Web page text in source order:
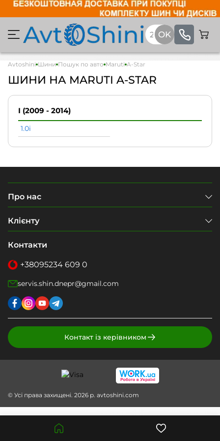
Avtoshini Шини Пошук по авто Maruti A-Star
ШИНИ НА MARUTI A-STAR
I (2009 - 2014)
1.0i
Про нас
Клієнту
Контакти
+38095234 609 0
servis.shin.dnepr@gmail.com
Контакт із керівником
© Усі права захищені. 2026 р. avtoshini.com